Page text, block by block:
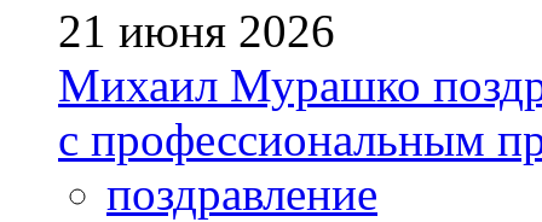
21 июня 2026
Михаил Мурашко
с профессиональным
поздравление